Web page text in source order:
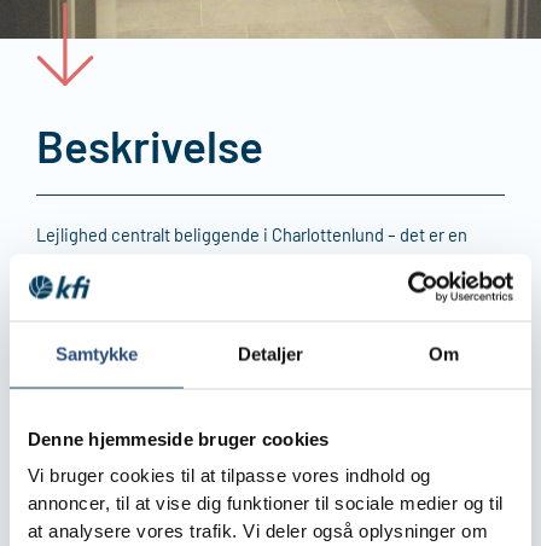
Samtykke Detaljer Om
Denne hjemmeside bruger cookies
Vi bruger cookies til at tilpasse vores indhold og
annoncer, til at vise dig funktioner til sociale medier og til
at analysere vores trafik. Vi deler også oplysninger om
Beskrivelse
Lejlighed centralt beliggende i Charlottenlund – det er en
2024 med nyt brusebadeværelse med vaskesøjle og nyt
værelser. Alt fremstår lyst og indbydende. I alt 93 kvm.
Husdyrhold ikke tilladt.
lejeforholdet er fra lejers side uopsigeligt de første 12
måneder af lejeperioden.
Klar til indflytning fra 15.03.2026.